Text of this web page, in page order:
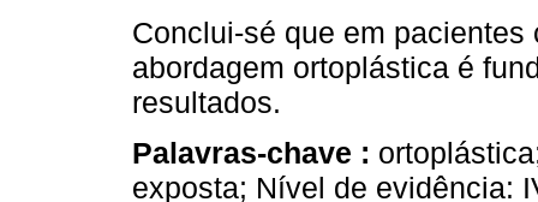
Conclui-sé que em
abordagem ortoplástica é
resultados.
Palavras-chave :
exposta; Nível de evidência: